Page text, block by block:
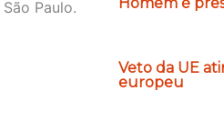
Paulo.
Veto da UE
europeu